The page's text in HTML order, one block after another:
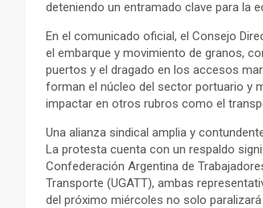
deteniendo un entramado clave para la
En el comunicado oficial, el Consejo
el embarque y movimiento de granos,
puertos y el dragado en los accesos
forman el núcleo del sector portuario y
impactar en otros rubros como el
Una alianza sindical amplia y
La protesta cuenta con un respaldo
Confederación Argentina de
Transporte (UGATT), ambas
del próximo miércoles no solo